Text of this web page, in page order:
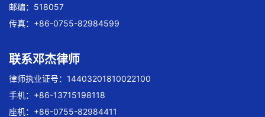
邮编：518057
传真：+86-0755-82984599
联系邓杰律师
律师执业证号：14403201810022100
手机：+86-13715198118
座机：+86-0755-82984411